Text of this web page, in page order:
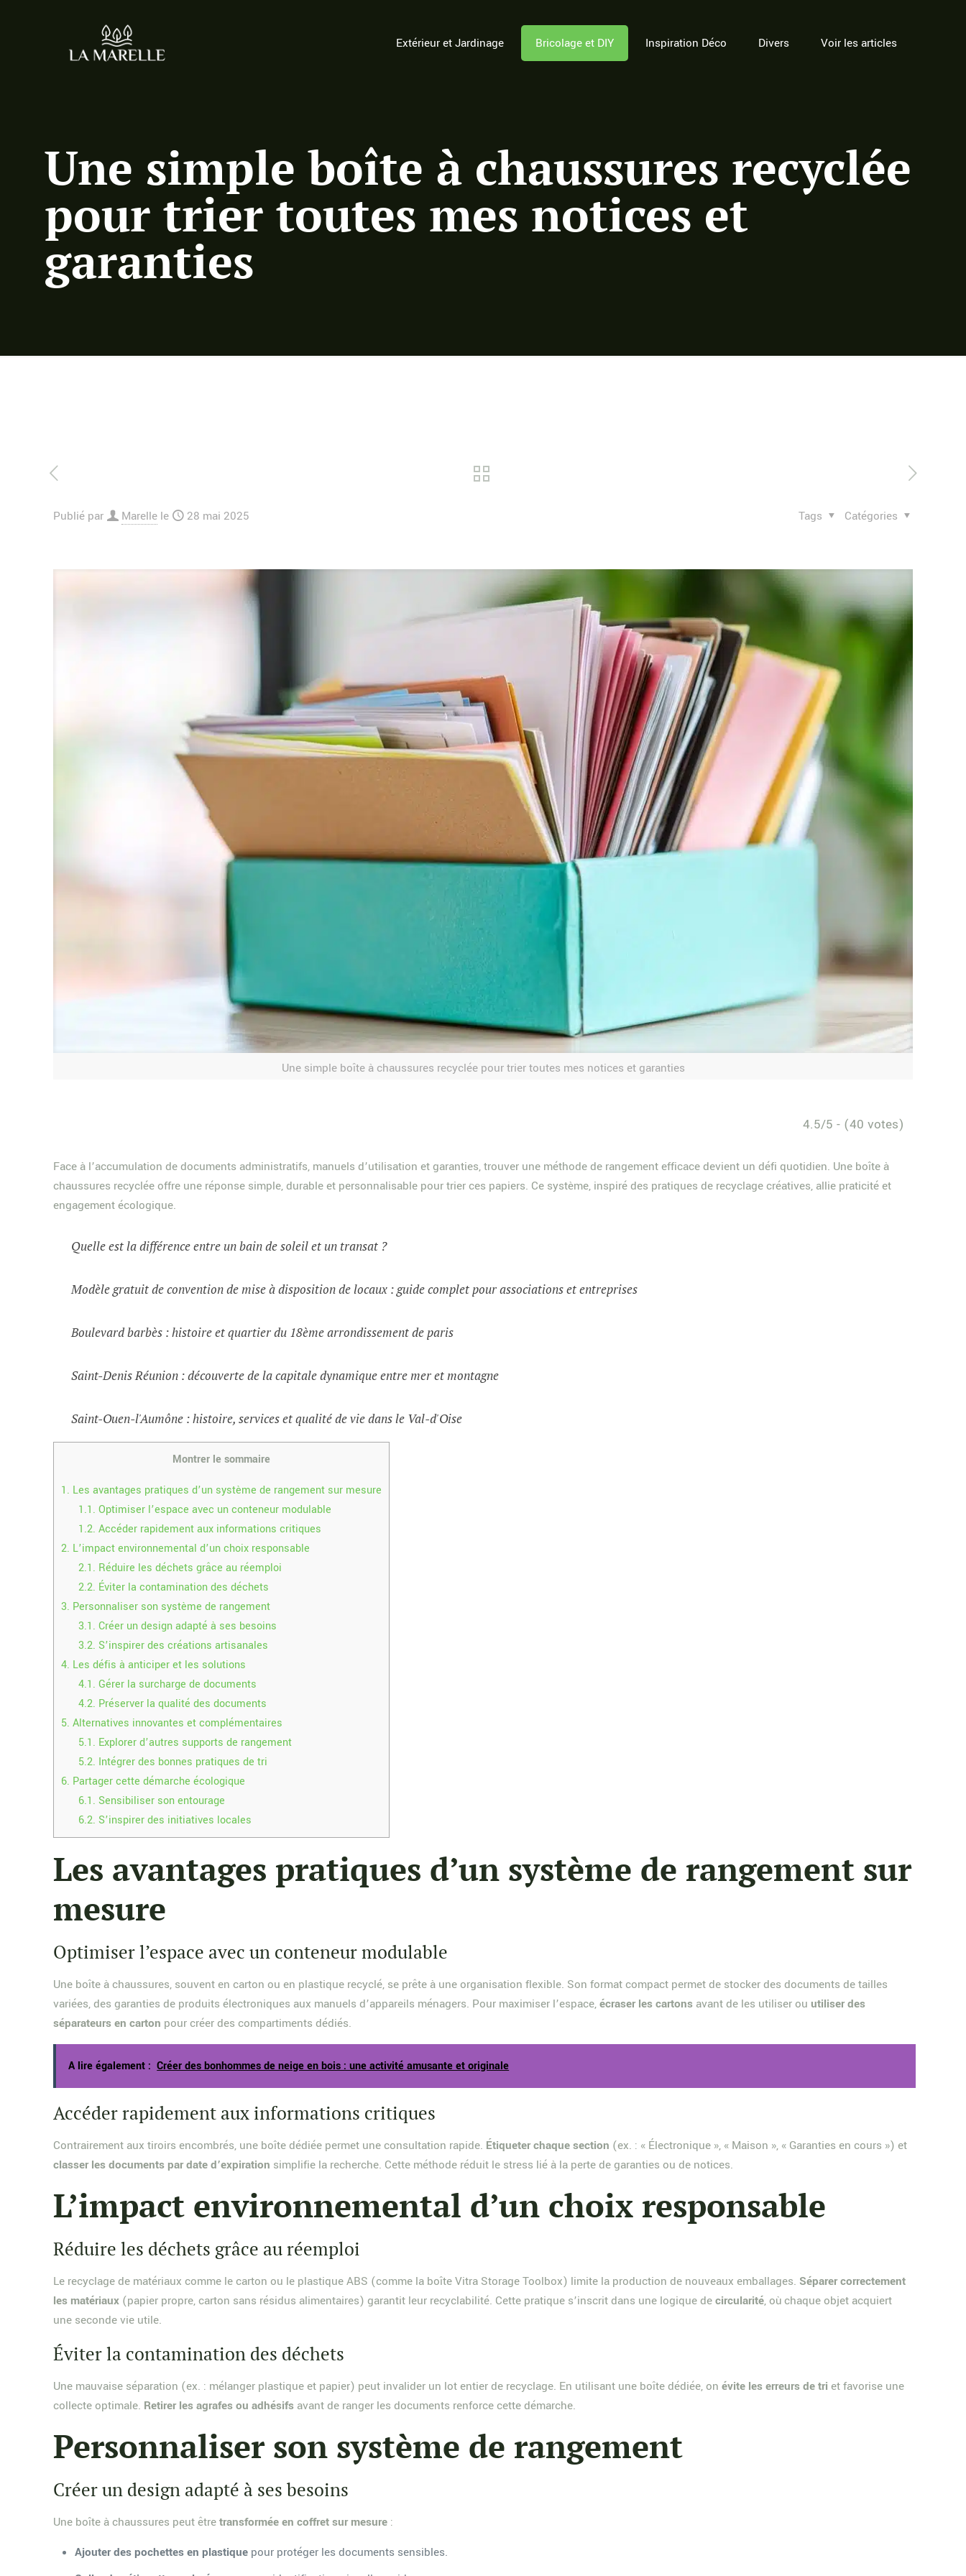
Extérieur et Jardinage Bricolage et DIY Inspiration Déco Divers Voir les articles
Une simple boîte à chaussures recyclée
pour trier toutes mes notices et
garanties
Publié par Marelle le 28 mai 2025 Catégories
Tags
Une simple boîte à chaussures recyclée pour trier toutes mes notices et garanties
4.5/5 - (40 votes)
Face à l’accumulation de documents administratifs, manuels d’utilisation et garanties, trouver une méthode de rangement efficace devient un défi quotidien. Une boîte à
chaussures recyclée offre une réponse simple, durable et personnalisable pour trier ces papiers. Ce système, inspiré des pratiques de recyclage créatives, allie praticité et
engagement écologique.
Quelle est la différence entre un bain de soleil et un transat ?
Modèle gratuit de convention de mise à disposition de locaux : guide complet pour associations et entreprises
Boulevard barbès : histoire et quartier du 18ème arrondissement de paris
Saint-Denis Réunion : découverte de la capitale dynamique entre mer et montagne
Saint-Ouen-l'Aumône : histoire, services et qualité de vie dans le Val-d'Oise
Montrer le sommaire
1. Les avantages pratiques d’un système de rangement sur mesure
1.1. Optimiser l’espace avec un conteneur modulable
1.2. Accéder rapidement aux informations critiques
2. L’impact environnemental d’un choix responsable
2.1. Réduire les déchets grâce au réemploi
2.2. Éviter la contamination des déchets
3. Personnaliser son système de rangement
3.1. Créer un design adapté à ses besoins
3.2. S’inspirer des créations artisanales
4. Les défis à anticiper et les solutions
4.1. Gérer la surcharge de documents
4.2. Préserver la qualité des documents
5. Alternatives innovantes et complémentaires
5.1. Explorer d’autres supports de rangement
5.2. Intégrer des bonnes pratiques de tri
6. Partager cette démarche écologique
6.1. Sensibiliser son entourage
6.2. S’inspirer des initiatives locales
Les avantages pratiques d’un système de rangement sur
mesure
Optimiser l’espace avec un conteneur modulable
Une boîte à chaussures, souvent en carton ou en plastique recyclé, se prête à une organisation flexible. Son format compact permet de stocker des documents de tailles
variées, des garanties de produits électroniques aux manuels d’appareils ménagers. Pour maximiser l’espace,écraser les cartons avant de les utiliser ouutiliser des
séparateurs en carton pour créer des compartiments dédiés.
A lire également : Créer des bonhommes de neige en bois : une activité amusante et originale
Accéder rapidement aux informations critiques
Contrairement aux tiroirs encombrés, une boîte dédiée permet une consultation rapide. Étiqueter chaque section (ex. : « Électronique », « Maison », « Garanties en cours ») et
classer les documents par date d’expiration simplifie la recherche. Cette méthode réduit le stress lié à la perte de garanties ou de notices.
L’impact environnemental d’un choix responsable
Réduire les déchets grâce au réemploi
Le recyclage de matériaux comme le carton ou le plastique ABS (comme la boîte Vitra Storage Toolbox) limite la production de nouveaux emballages. Séparer correctement
les matériaux (papier propre, carton sans résidus alimentaires) garantit leur recyclabilité. Cette pratique s’inscrit dans une logique decircularité, où chaque objet acquiert
une seconde vie utile.
Éviter la contamination des déchets
Une mauvaise séparation (ex. : mélanger plastique et papier) peut invalider un lot entier de recyclage. En utilisant une boîte dédiée, onévite les erreurs de tri et favorise une
collecte optimale. Retirer les agrafes ou adhésifs avant de ranger les documents renforce cette démarche.
Personnaliser son système de rangement
Créer un design adapté à ses besoins
Une boîte à chaussures peut êtretransformée en coffret sur mesure :
Ajouter des pochettes en plastique pour protéger les documents sensibles.